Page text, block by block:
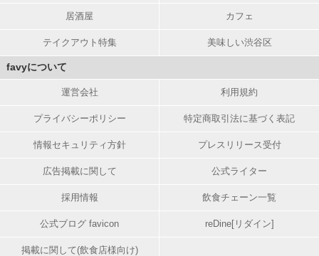
居酒屋 カフェ
テイクアウト特集 美味しい渋谷区
favyについて
運営会社 利用規約
プライバシーポリシー 特定商取引法に基づく表記
情報セキュリティ方針 プレスリリース受付
広告掲載に関して 公式ライター
採用情報 飲食チェーン一覧
公式ブログ favicon reDine[リダイン]
掲載に関して(飲食店様向け)